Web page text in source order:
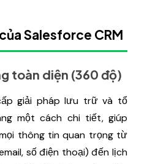
Salesforce CRM
toàn diện (360 độ)
giải pháp lưu trữ và tổ
một cách chi tiết, giúp
thông tin quan trọng từ
số điện thoại) đến lịch